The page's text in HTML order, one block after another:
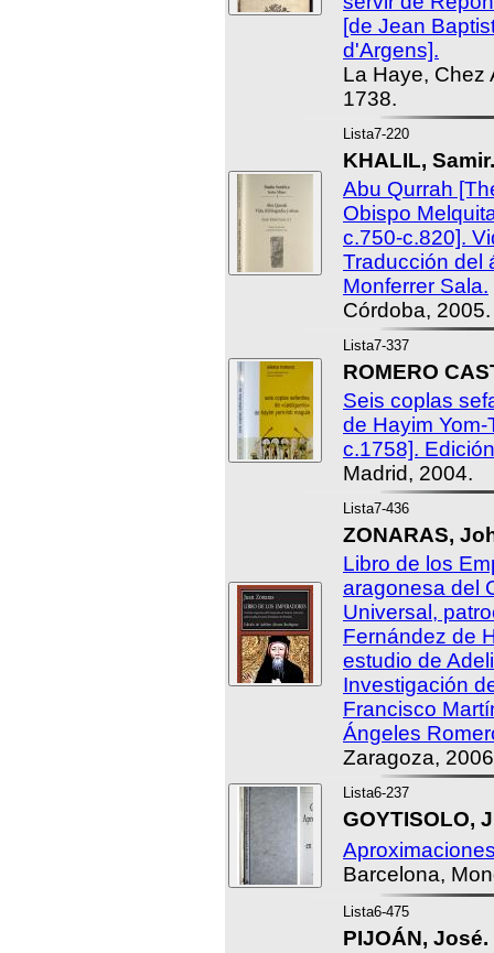
[de Jean
d'Argens].
La Haye, Chez
1738.
Lista7-220
KHALIL, Samir.
Abu Qurrah
Obispo
c.750-c.820].
Traducción del
Monferrer Sala.
Córdoba, 2005.
Lista7-337
ROMERO
Seis coplas
de Hayim
c.1758].
Madrid, 2004.
Lista7-436
ZONARAS,
Libro de los
aragonesa del
Universal,
Fernández de
estudio de
Investigación
Francisco
Ángeles
Zaragoza,
Lista6-237
GOYTISOLO,
Barcelona,
Lista6-475
PIJOÁN, José.